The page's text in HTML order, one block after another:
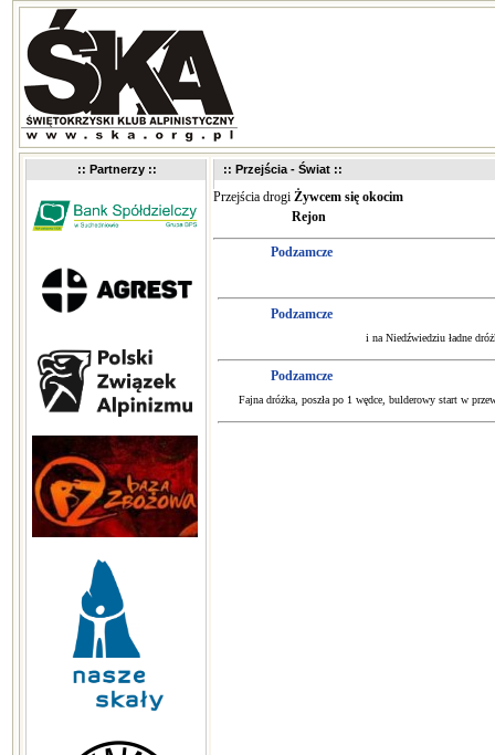
:: Partnerzy :: :: Przejścia - Świat ::
Przejścia drogi Żywcem się okocim
Rejon
Podzamcze
Podzamcze
i na Niedźwiedziu ładne
Podzamcze
Fajna dróżka, poszła po 1 wędce, bulderowy start w